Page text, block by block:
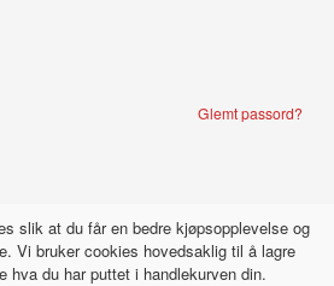
Glemt passord?
slik at du får en bedre kjøpsopplevelse og
Vi bruker cookies hovedsaklig til å lagre
hva du har puttet i handlekurven din.